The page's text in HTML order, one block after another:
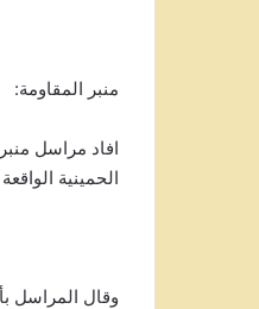
منبر المقاومة:
افاد مراسل
الحمينية
وقال المراسل